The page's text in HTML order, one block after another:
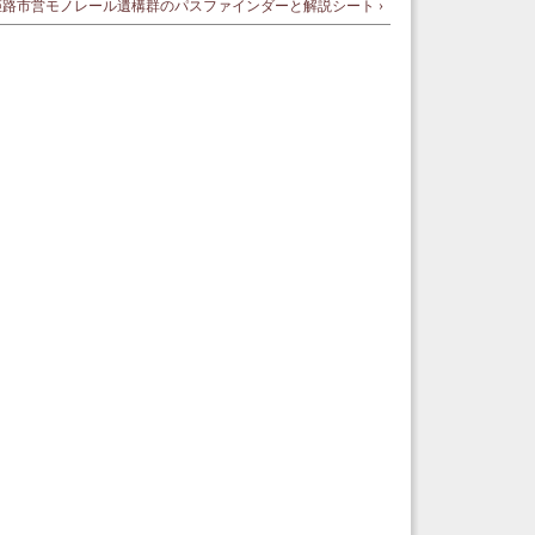
市営モノレール遺構群のパスファインダーと解説シート ›